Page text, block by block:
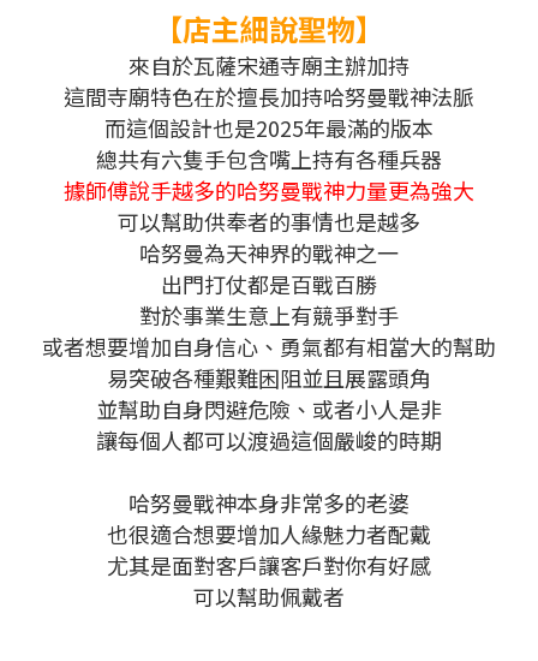
【店主細說聖物】
來自於瓦薩宋通寺廟主辦加持
這間寺廟特色在於擅長加持哈努曼戰神法脈
而這個設計也是2025年最滿的版本
總共有六隻手包含嘴上持有各種兵器
據師傅說手越多的哈努曼戰神力量更為強大
可以幫助供奉者的事情也是越多
哈努曼為天神界的戰神之一
出門打仗都是百戰百勝
對於事業生意上有競爭對手
或者想要增加自身信心、勇氣都有相當大的幫助
易突破各種艱難困阻並且展露頭角
並幫助自身閃避危險、或者小人是非
讓每個人都可以渡過這個嚴峻的時期
哈努曼戰神本身非常多的老婆
也很適合想要增加人緣魅力者配戴
尤其是面對客戶讓客戶對你有好感
可以幫助佩戴者